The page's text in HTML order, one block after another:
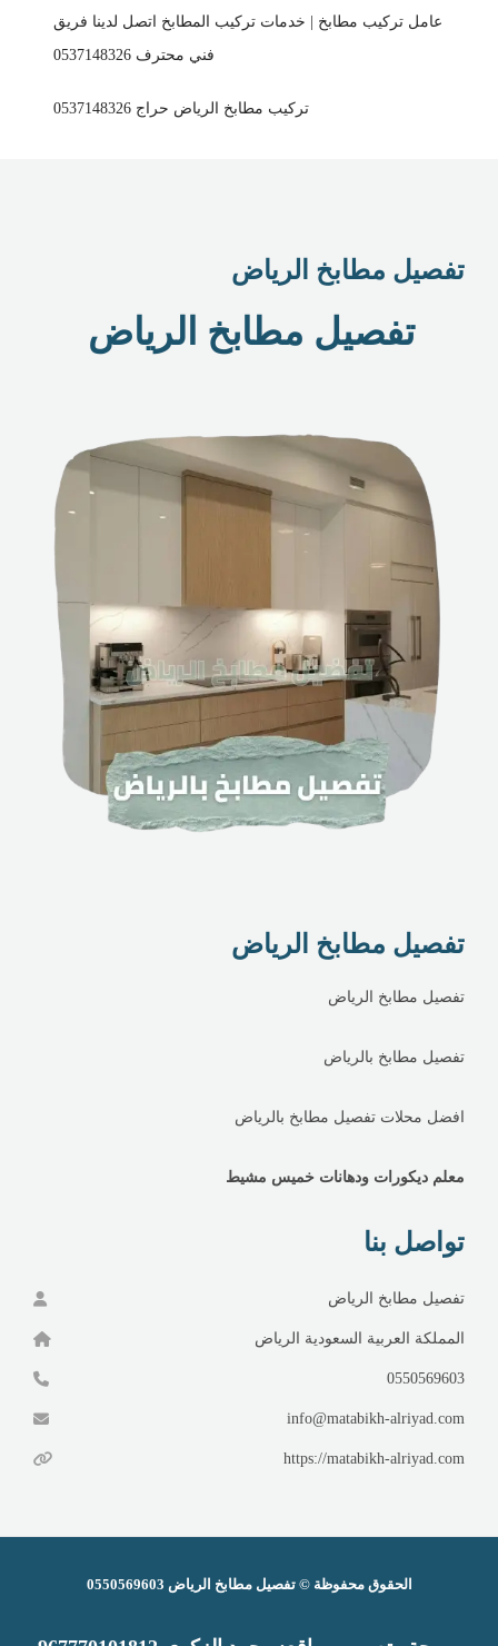
عامل تركيب مطابخ | خدمات تركيب المطابخ اتصل لدينا فريق
فني محترف 0537148326
تركيب مطابخ الرياض حراج 0537148326
تفصيل مطابخ الرياض
تفصيل مطابخ الرياض
تفصيل مطابخ الرياض
تفصيل مطابخ الرياض
تفصيل مطابخ بالرياض
افضل محلات تفصيل مطابخ بالرياض
معلم ديكورات ودهانات خميس مشيط
تواصل بنا
تفصيل مطابخ الرياض
المملكة العربية السعودية الرياض
0550569603
info@matabikh-alriyad.com
https://matabikh-alriyad.com
الحقوق محفوظة ©تفصيل مطابخ الرياض